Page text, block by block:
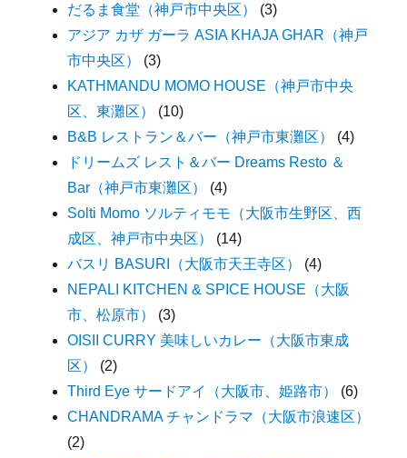
だるま食堂（神戸市中央区）
(3)
アジア カザ ガーラ ASIA KHAJA GHAR（神戸
市中央区）
(3)
KATHMANDU MOMO HOUSE（神戸市中央
区、東灘区）
(10)
B&B レストラン＆バー（神戸市東灘区）
(4)
ドリームズ レスト＆バー Dreams Resto ＆
Bar（神戸市東灘区）
(4)
Solti Momo ソルティモモ（大阪市生野区、西
成区、神戸市中央区）
(14)
バスリ BASURI（大阪市天王寺区）
(4)
NEPALI KITCHEN & SPICE HOUSE（大阪
市、松原市）
(3)
OISII CURRY 美味しいカレー（大阪市東成
区）
(2)
Third Eye サードアイ（大阪市、姫路市）
(6)
CHANDRAMA チャンドラマ（大阪市浪速区）
(2)